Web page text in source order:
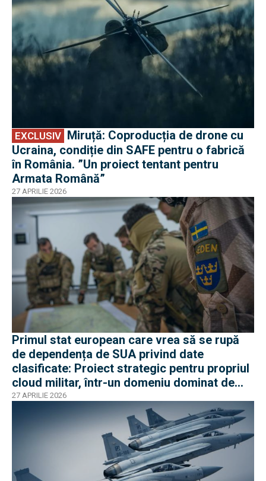
EXCLUSIV
Ucraina, condiție din SAFE pentru o fabrică
în România. ”Un proiect tentant pentru
Armata Română”
27 APRILIE 2026
Primul stat european care vrea să se rupă
de dependența de SUA privind date
clasificate: Proiect strategic pentru propriul
cloud militar, într-un domeniu dominat de
americani
27 APRILIE 2026